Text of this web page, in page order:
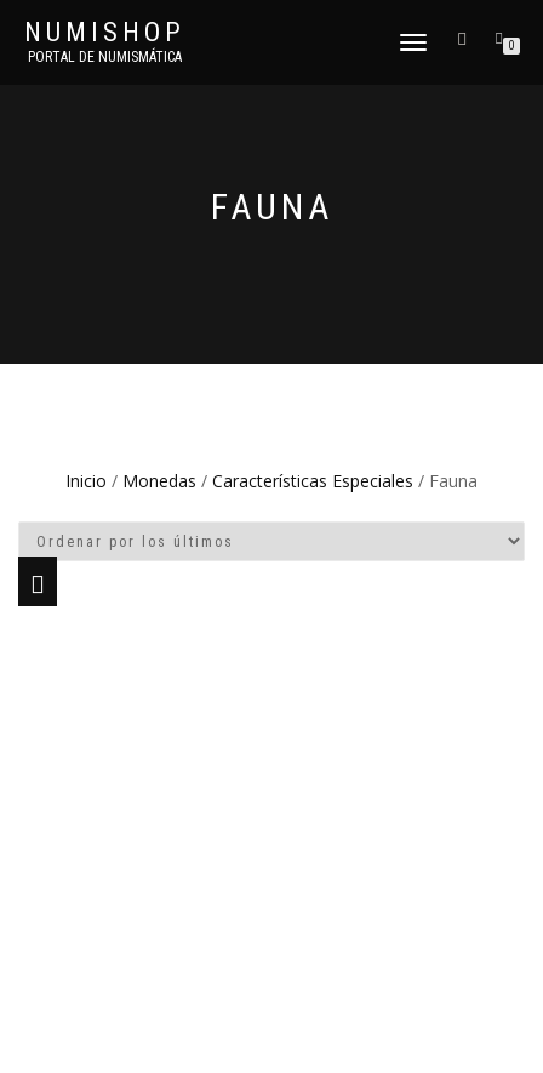
NUMISHOP
PORTAL DE NUMISMÁTICA
CAMBIAR
0
FAUNA
Inicio / Monedas / Características Especiales / Fauna